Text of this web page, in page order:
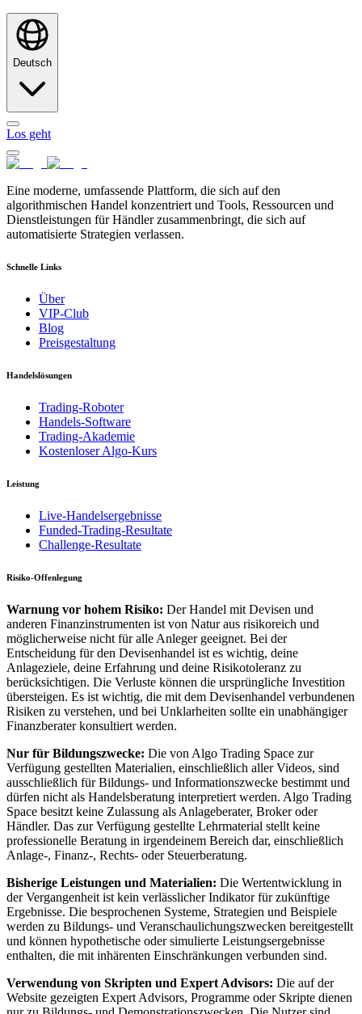
Deutsch
Los geht
Eine moderne, umfassende Plattform, die sich auf den
algorithmischen Handel konzentriert und Tools, Ressourcen und
Dienstleistungen für Händler zusammenbringt, die sich auf
automatisierte Strategien verlassen.
Schnelle Links
Über
VIP-Club
Blog
Preisgestaltung
Handelslösungen
Trading-Roboter
Handels-Software
Trading-Akademie
Kostenloser Algo-Kurs
Leistung
Live-Handelsergebnisse
Funded-Trading-Resultate
Challenge-Resultate
Risiko-Offenlegung
Warnung vor hohem Risiko: Der Handel mit Devisen und
anderen Finanzinstrumenten ist von Natur aus risikoreich und
möglicherweise nicht für alle Anleger geeignet. Bei der
Entscheidung für den Devisenhandel ist es wichtig, deine
Anlageziele, deine Erfahrung und deine Risikotoleranz zu
berücksichtigen. Die Verluste können die ursprüngliche Investition
übersteigen. Es ist wichtig, die mit dem Devisenhandel verbundenen
Risiken zu verstehen, und bei Unklarheiten sollte ein unabhängiger
Finanzberater konsultiert werden.
Nur für Bildungszwecke: Die von Algo Trading Space zur
Verfügung gestellten Materialien, einschließlich aller Videos, sind
ausschließlich für Bildungs- und Informationszwecke bestimmt und
dürfen nicht als Handelsberatung interpretiert werden. Algo Trading
Space besitzt keine Zulassung als Anlageberater, Broker oder
Händler. Das zur Verfügung gestellte Lehrmaterial stellt keine
professionelle Beratung in irgendeinem Bereich dar, einschließlich
Anlage-, Finanz-, Rechts- oder Steuerberatung.
Bisherige Leistungen und Materialien: Die Wertentwicklung in
der Vergangenheit ist kein verlässlicher Indikator für zukünftige
Ergebnisse. Die besprochenen Systeme, Strategien und Beispiele
werden zu Bildungs- und Veranschaulichungszwecken bereitgestellt
und können hypothetische oder simulierte Leistungsergebnisse
enthalten, die mit inhärenten Einschränkungen verbunden sind.
Verwendung von Skripten und Expert Advisors: Die auf der
Website gezeigten Expert Advisors, Programme oder Skripte dienen